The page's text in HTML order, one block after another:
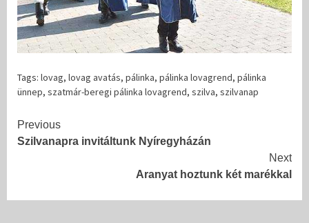
Tags: lovag, lovag avatás, pálinka, pálinka lovagrend, pálinka
ünnep, szatmár-beregi pálinka lovagrend, szilva, szilvanap
Continue
Reading
Previous
Szilvanapra invitáltunk Nyíregyházán
Next
Aranyat hoztunk két marékkal